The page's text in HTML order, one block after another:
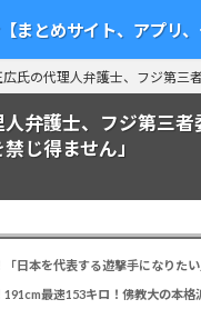
まとめサイト、アプリ、
広氏の代理人弁護士、フジ第三
弁護士、フジ第三者
じ得ません」